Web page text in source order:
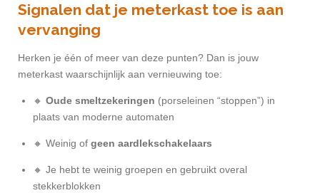
Signalen dat je meterkast toe is aan
vervanging
Herken je één of meer van deze punten? Dan is jouw
meterkast waarschijnlijk aan vernieuwing toe:
🔸 Oude smeltzekeringen (porseleinen “stoppen”) in
plaats van moderne automaten
🔸 Weinig of geen aardlekschakelaars
🔸 Je hebt te weinig groepen en gebruikt overal
stekkerblokken